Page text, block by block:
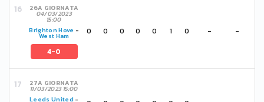
26A GIORNATA
04/03/2023
15:00
Brighton Hove -
West Ham
4-0
0 0 0 0 0 1 0 - -
27A GIORNATA
11/03/2023 15:00
Leeds United -